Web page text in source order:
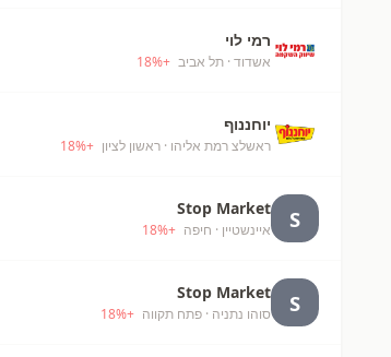
רמי לוי
אשדוד · תל אביב +
18%
יוחננוף
ראשלצ רמת אליהו · ראשון לציון +
18%
S
Stop Market
איינשטיין · חיפה +
18%
S
Stop Market
סוהו נתניה · פתח תקווה +
18%